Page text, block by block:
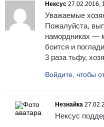
Нексус 27.02.2016,
Уважаемые
Пожалуйста,
намордниках —
боится и
3 раза тьфу,
Войдите, чтобы
Незнайка
Нексус